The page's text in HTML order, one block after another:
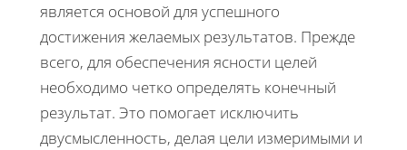
является основой для успешного
достижения желаемых результатов. Прежде
всего, для обеспечения ясности целей
необходимо четко определять конечный
результат. Это помогает исключить
двусмысленность, делая цели измеримыми и